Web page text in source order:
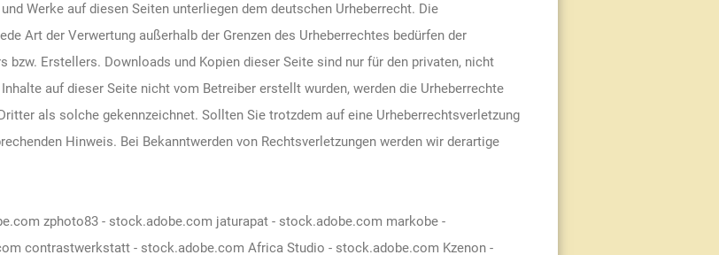
Werke auf diesen Seiten unterliegen dem deutschen Urheberrecht. Die
Art der Verwertung außerhalb der Grenzen des Urheberrechtes bedürfen der
Erstellers. Downloads und Kopien dieser Seite sind nur für den privaten, nicht
auf dieser Seite nicht vom Betreiber erstellt wurden, werden die Urheberrechte
als solche gekennzeichnet. Sollten Sie trotzdem auf eine Urheberrechtsverletzung
Hinweis. Bei Bekanntwerden von Rechtsverletzungen werden wir derartige
zphoto83 - stock.adobe.com jaturapat - stock.adobe.com markobe -
contrastwerkstatt - stock.adobe.com Africa Studio - stock.adobe.com Kzenon -